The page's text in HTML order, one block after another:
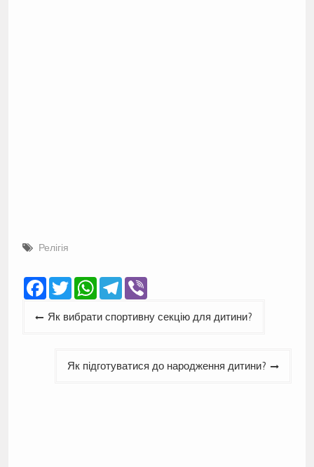
Релігія
Facebook
TwitterWhatsApp
Telegram
Viber
Навігація
Як вибрати спортивну секцію для дитини?
Як підготуватися до народження дитини?